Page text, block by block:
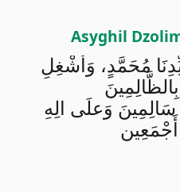
Asyghil
مُحَمَّدٍ، وَأَشْغِلِ
سَالِمِينَ وَعلَى الِهِ